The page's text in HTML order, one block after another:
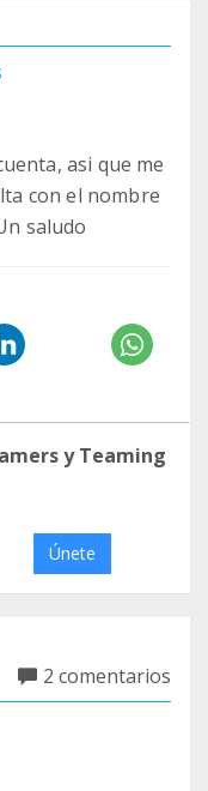
asi que me
con el nombre
saludo
y Teaming
Únete
2 comentarios